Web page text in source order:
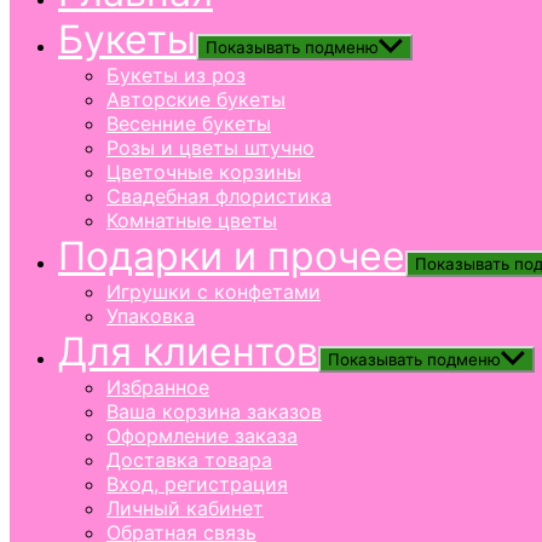
Букеты
Показывать подменю
Букеты из роз
Авторские букеты
Весенние букеты
Розы и цветы штучно
Цветочные корзины
Свадебная флористика
Комнатные цветы
Подарки и прочее Показывать
Игрушки с конфетами
Упаковка
Для клиентов Показывать подменю
Избранное
Ваша корзина заказов
Оформление заказа
Доставка товара
Вход, регистрация
Личный кабинет
Обратная связь